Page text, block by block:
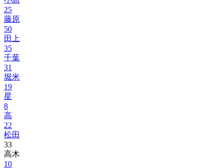
25
藤原
50
田上
35
千葉
31
堀米
19
星
8
高
22
松田
33
高木
10